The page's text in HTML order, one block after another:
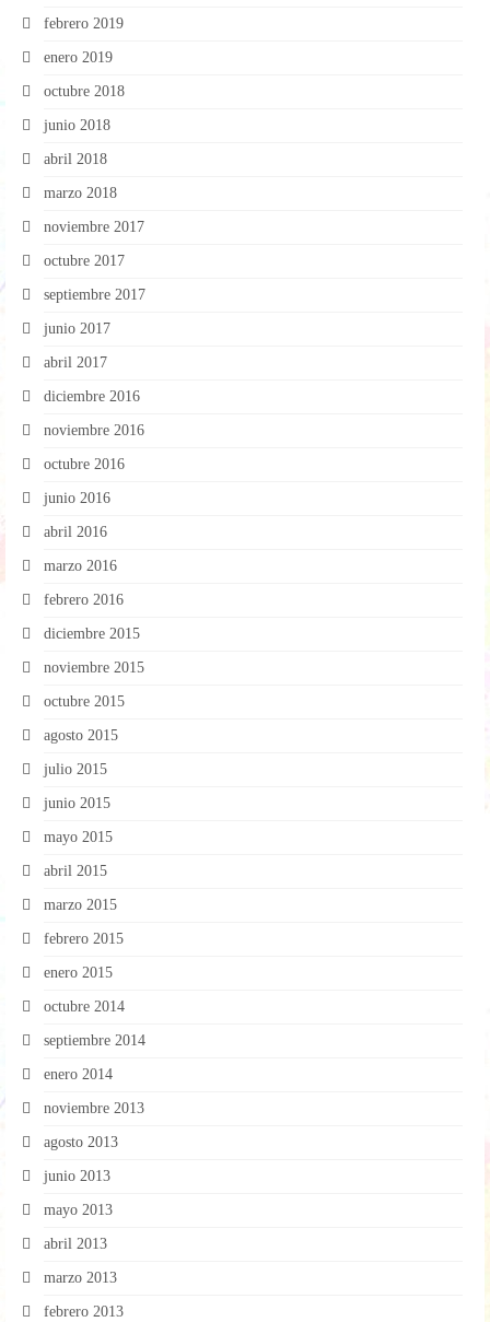
febrero 2019
enero 2019
octubre 2018
junio 2018
abril 2018
marzo 2018
noviembre 2017
octubre 2017
septiembre 2017
junio 2017
abril 2017
diciembre 2016
noviembre 2016
octubre 2016
junio 2016
abril 2016
marzo 2016
febrero 2016
diciembre 2015
noviembre 2015
octubre 2015
agosto 2015
julio 2015
junio 2015
mayo 2015
abril 2015
marzo 2015
febrero 2015
enero 2015
octubre 2014
septiembre 2014
enero 2014
noviembre 2013
agosto 2013
junio 2013
mayo 2013
abril 2013
marzo 2013
febrero 2013